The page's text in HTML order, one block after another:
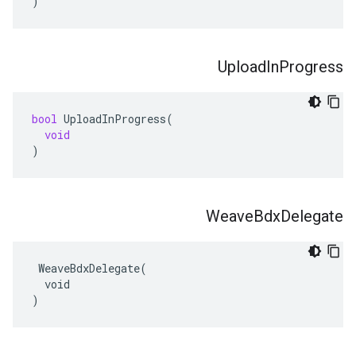
UploadInProgress
bool UploadInProgress(
void
)
WeaveBdxDelegate
WeaveBdxDelegate(
  void
)